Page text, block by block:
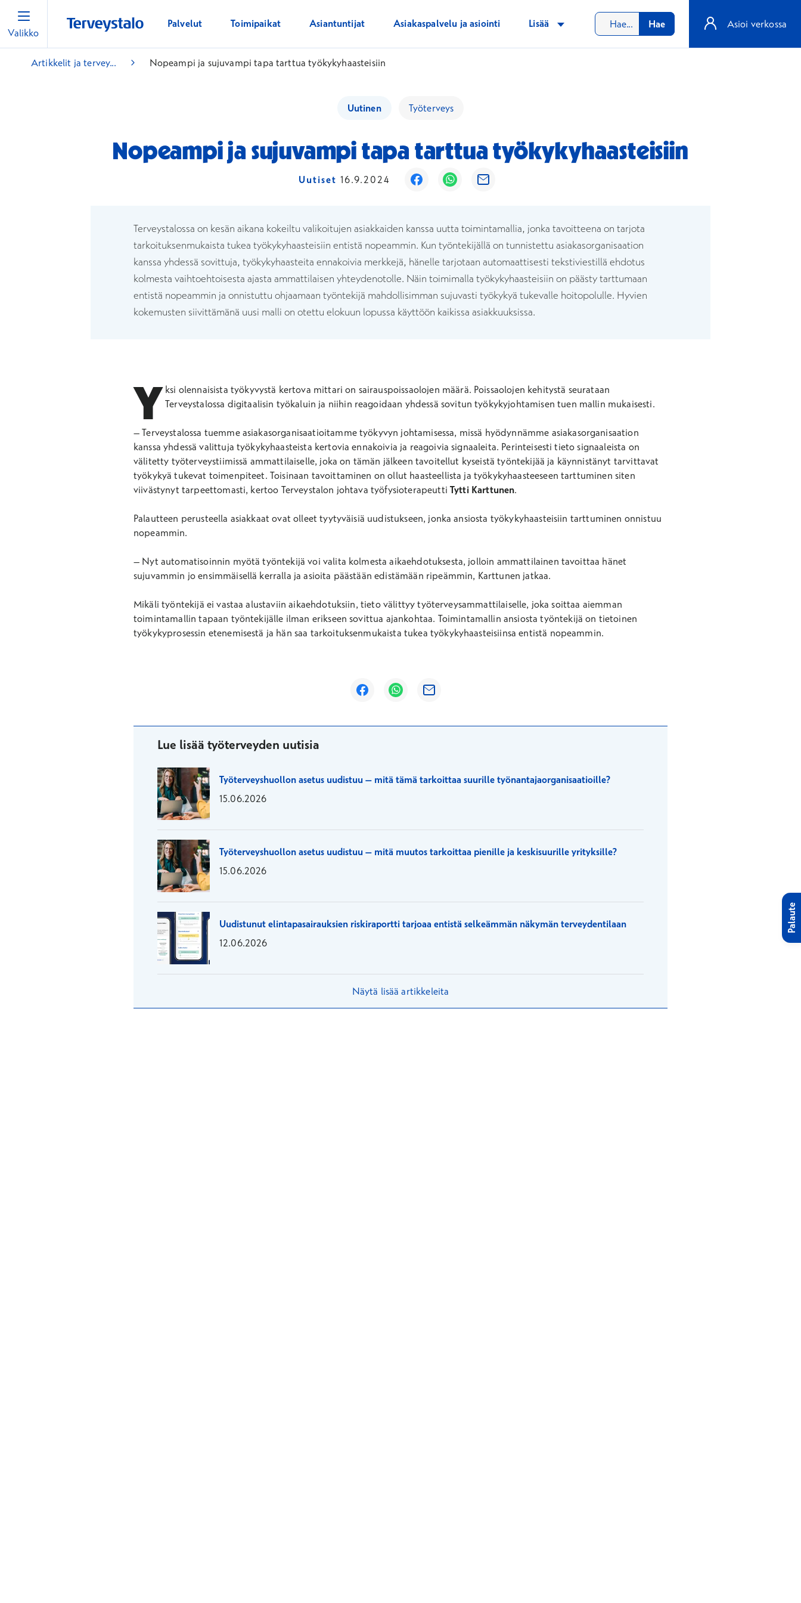
Valikko
Palvelut Toimipaikat Asiantuntijat Asiakaspalvelu ja asiointi Lisää Hae Asioi verkossa
Artikkelit ja tervey... Nopeampi ja sujuvampi tapa tarttua työkykyhaasteisiin
Uutinen Työterveys
Nopeampi ja sujuvampi tapa tarttua työkykyhaasteisiin
Uutiset 16.9.2024 Avautuu uuteen ikkunaan
Avautuu uuteen ikkunaan
Avautuu uuteen ikkunaan
Terveystalossa on kesän aikana kokeiltu valikoitujen asiakkaiden kanssa uutta toimintamallia, jonka tavoitteena on tarjota
tarkoituksenmukaista tukea työkykyhaasteisiin entistä nopeammin. Kun työntekijällä on tunnistettu asiakasorganisaation
kanssa yhdessä sovittuja, työkykyhaasteita ennakoivia merkkejä, hänelle tarjotaan automaattisesti tekstiviestillä ehdotus
kolmesta vaihtoehtoisesta ajasta ammattilaisen yhteydenotolle. Näin toimimalla työkykyhaasteisiin on päästy tarttumaan
entistä nopeammin ja onnistuttu ohjaamaan työntekijä mahdollisimman sujuvasti työkykyä tukevalle hoitopolulle. Hyvien
kokemusten siivittämänä uusi malli on otettu elokuun lopussa käyttöön kaikissa asiakkuuksissa.
Y ksi olennaisista työkyvystä kertova mittari on sairauspoissaolojen määrä. Poissaolojen kehitystä seurataan
Terveystalossa digitaalisin työkaluin ja niihin reagoidaan yhdessä sovitun työkykyjohtamisen tuen mallin mukaisesti.
–Terveystalossa tuemme asiakasorganisaatioitamme työkyvyn johtamisessa, missä hyödynnämme asiakasorganisaation
kanssa yhdessä valittuja työkykyhaasteista kertovia ennakoivia ja reagoivia signaaleita. Perinteisesti tieto signaaleista on
välitetty työterveystiimissä ammattilaiselle, joka on tämän jälkeen tavoitellut kyseistä työntekijää ja käynnistänyt tarvittavat
työkykyä tukevat toimenpiteet. Toisinaan tavoittaminen on ollut haasteellista ja työkykyhaasteeseen tarttuminen siten
viivästynyt tarpeettomasti, kertoo Terveystalon johtava työfysioterapeuttiTytti Karttunen.​
Palautteen perusteella asiakkaat ovat olleet tyytyväisiä uudistukseen, jonka ansiosta työkykyhaasteisiin tarttuminen onnistuu
nopeammin.
– Nyt automatisoinnin myötä työntekijä voi valita kolmesta aikaehdotuksesta, jolloin ammattilainen tavoittaa hänet
sujuvammin jo ensimmäisellä kerralla ja asioita päästään edistämään ripeämmin, Karttunen jatkaa.​
Mikäli työntekijä ei vastaa alustaviin aikaehdotuksiin, tieto välittyy työterveysammattilaiselle, joka soittaa aiemman
toimintamallin tapaan työntekijälle ilman erikseen sovittua ajankohtaa. Toimintamallin ansiosta työntekijä on tietoinen
työkykyprosessin etenemisestä ja hän saa tarkoituksenmukaista tukea työkykyhaasteisiinsa entistä nopeammin.
Avautuu uuteen ikkunaan
Avautuu uuteen ikkunaan
Avautuu uuteen ikkunaan
Lue lisää työterveyden uutisia
Työterveyshuollon asetus uudistuu – mitä tämä tarkoittaa suurille työnantajaorganisaatioille?
15.06.2026
Työterveyshuollon asetus uudistuu – mitä muutos tarkoittaa pienille ja keskisuurille yrityksille?
15.06.2026
Uudistunut elintapasairauksien riskiraportti tarjoaa entistä selkeämmän näkymän terveydentilaan
12.06.2026
Näytä lisää artikkeleita
Palaute